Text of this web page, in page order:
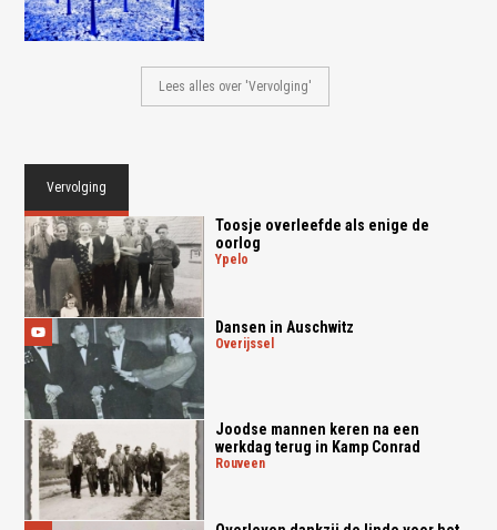
Lees alles over 'Vervolging'
Vervolging
Toosje overleefde als enige de
oorlog
ypelo
Dansen in Auschwitz
overijssel
Joodse mannen keren na een
werkdag terug in Kamp Conrad
rouveen